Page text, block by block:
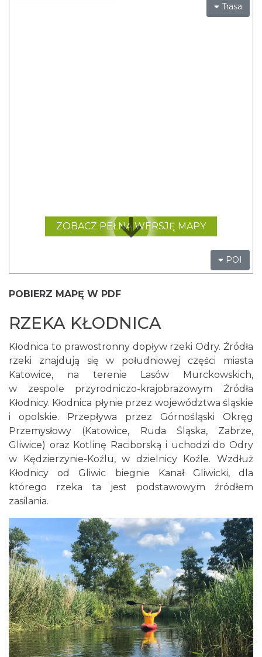
POBIERZ MAPĘ W PDF
RZEKA KŁODNICA
Kłodnica to prawostronny dopływ rzeki Odry. Źródła
rzeki znajdują się w południowej części miasta
Katowice, na terenie Lasów Murckowskich,
w zespole przyrodniczo-krajobrazowym Źródła
Kłodnicy. Kłodnica płynie przez województwa śląskie
i opolskie. Przepływa przez Górnośląski Okręg
Przemysłowy (Katowice, Ruda Śląska, Zabrze,
Gliwice) oraz Kotlinę Raciborską i uchodzi do Odry
w Kędzierzynie-Koźlu, w dzielnicy Koźle. Wzdłuż
Kłodnicy od Gliwic biegnie Kanał Gliwicki, dla
którego rzeka ta jest podstawowym źródłem
zasilania.